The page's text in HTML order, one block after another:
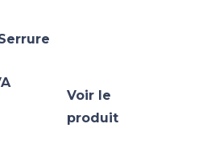
Voir le
produit